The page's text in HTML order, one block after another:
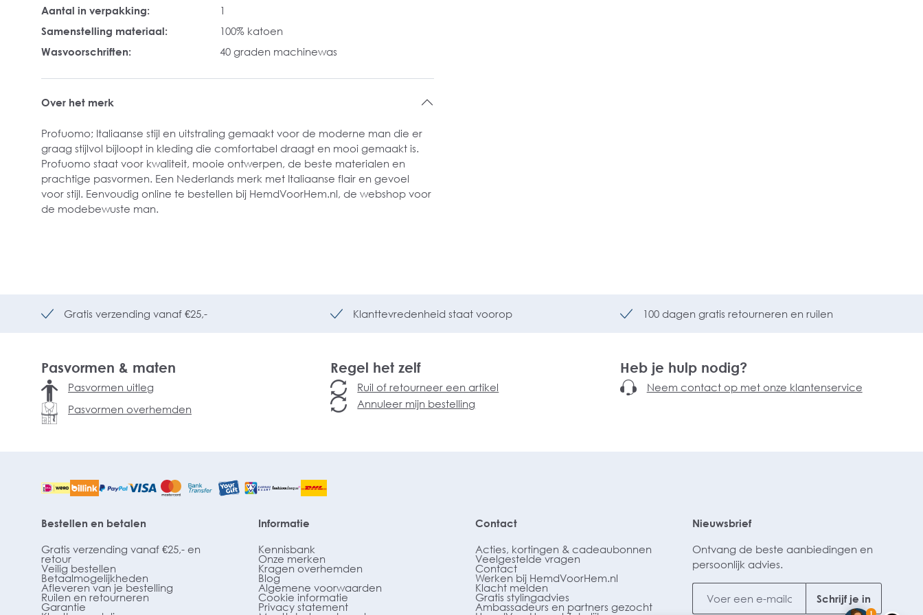
Aantal in verpakking:
1
Samenstelling materiaal:
100% katoen
Wasvoorschriften:
40 graden machinewas
Over het merk
Profuomo; Italiaanse stijl en uitstraling gemaakt voor de moderne man die er
graag stijlvol bijloopt in kleding die comfortabel draagt en mooi gemaakt is.
Profuomo staat voor kwaliteit, mooie ontwerpen, de beste materialen en
prachtige pasvormen. Een Nederlands merk met Italiaanse flair en gevoel
voor stijl. Eenvoudig online te bestellen bij HemdVoorHem.nl, de webshop voor
de modebewuste man.
Gratis verzending vanaf €25,- Klanttevredenheid staat voorop 100 dagen gratis retourneren en ruilen
Pasvormen & maten
Pasvormen uitleg
Pasvormen overhemden
Regel het zelf
Ruil of retourneer een artikel
Annuleer mijn bestelling
Heb je hulp nodig?
Neem contact op met onze klantenservice
Bestellen en betalen
Gratis verzending vanaf €25,- en
retour
Veilig bestellen
Betaalmogelijkheden
Afleveren van je bestelling
Ruilen en retourneren
Garantie
Informatie
Kennisbank
Onze merken
Kragen overhemden
Blog
Algemene voorwaarden
Cookie informatie
Privacy statement
Contact
Acties, kortingen & cadeaubonnen
Veelgestelde vragen
Contact
Werken bij HemdVoorHem.nl
Klacht melden
Gratis stylingadvies
Ambassadeurs en partners gezocht
Nieuwsbrief
Ontvang de beste aanbiedingen en
persoonlijk advies.
Schrijf je in
1